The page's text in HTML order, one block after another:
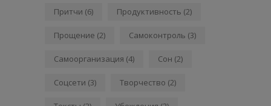
Притчи (6) Продуктивность (2)
Прощение (2) Самоконтроль (3)
Самоорганизация (4) Сон (2)
Соцсети (3) Творчество (2)